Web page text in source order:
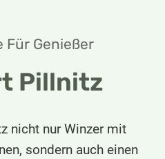
Für Genießer
Pillnitz
nicht nur Winzer mit
sondern auch einen